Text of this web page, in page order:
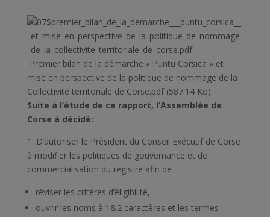
Premier bilan de la démarche « Puntu Corsica » et
mise en perspective de la politique de nommage de la
Collectivité territoriale de Corse.pdf (587.14 Ko)
Suite à l’étude de ce rapport, l’Assemblée de
Corse à décidé:
1. D’autoriser le Président du Conseil Exécutif de Corse
à modifier les politiques de gouvernance et de
commercialisation du registre afin de :
réviser les critères d’éligibilité,
ouvrir les noms à 1&2 caractères et les termes